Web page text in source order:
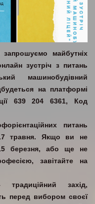
майбутніх
зустріч з питань
машинобудівний
на платформі
639 204 6361, Код
питань
травня. Якщо ви не
березня, або ще не
завітайте на
захід,
перед вибором своєї